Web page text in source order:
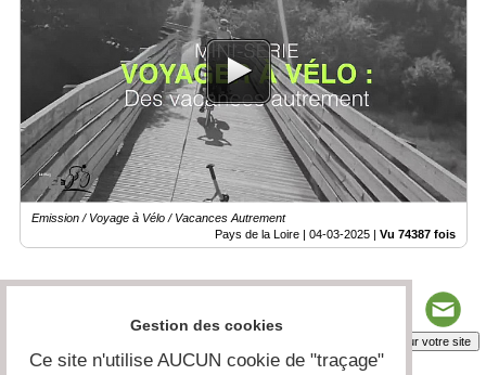
Emission / Voyage à Vélo / Vacances Autrement
Pays de la Loire | 04-03-2025 Vu 74387 fois
Insérez sur votre site
Gestion des cookies
Ce site n'utilise AUCUN cookie de "traçage"